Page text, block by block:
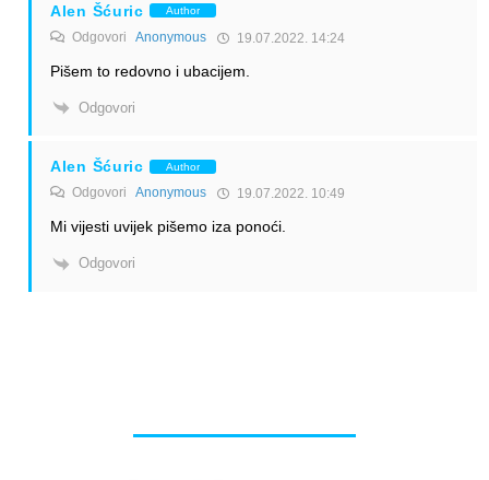
Alen Šćuric Author
Odgovori Anonymous 19.07.2022. 14:24
Pišem to redovno i ubacijem.
Odgovori
Alen Šćuric Author
Odgovori Anonymous 19.07.2022. 10:49
Mi vijesti uvijek pišemo iza ponoći.
Odgovori